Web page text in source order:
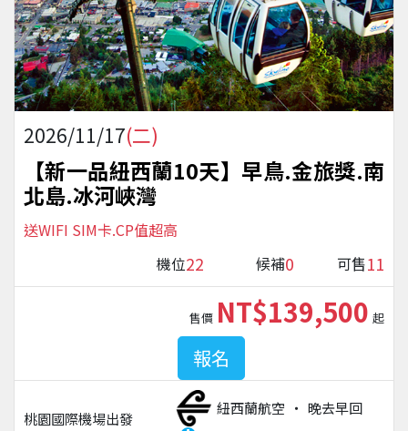
2026/11/17(二)
【新一品紐西蘭10天】早鳥.金旅獎.南
北島.冰河峽灣
送WIFI SIM卡.CP值超高
機位22 候補0 可售11
桃園國際機場出發
紐西蘭航空 晚去早回
售價 NT$139,500 起
報名